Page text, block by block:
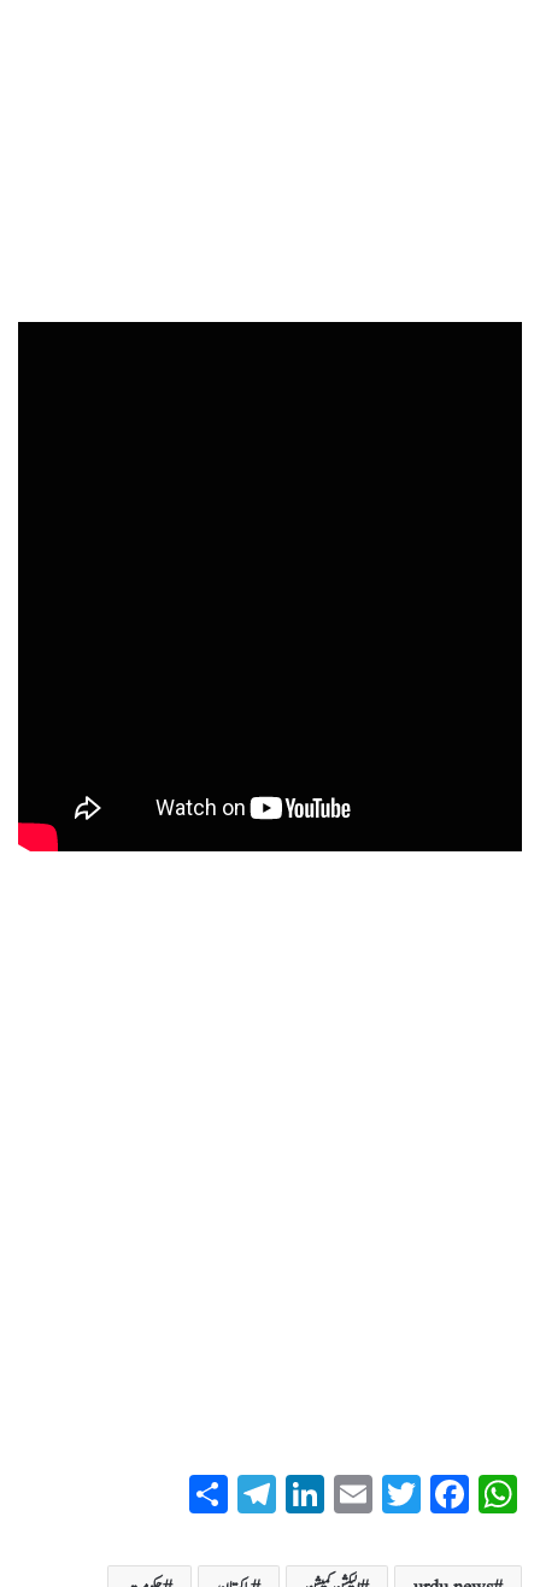
W
ts
Fa
bo
T
tte
E
ail
Li
ed
T
eg
re